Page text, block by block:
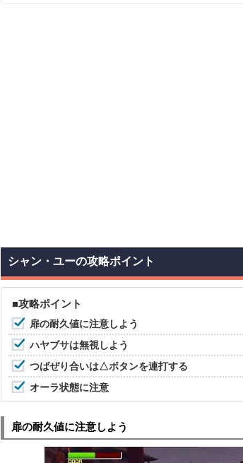
シャン・ユーの攻略ポイント
■攻略ポイント
扉の耐久値に注意しよう
ハヤブサは無視しよう
つばぜり合いは△ボタンを連打する
オーラ状態に注意
扉の耐久値に注意しよう